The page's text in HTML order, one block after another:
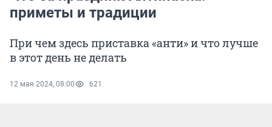
приметы и традиции
При чем здесь приставка «анти» и что лучше
в этот день не делать
12 мая 2024, 08:00 621